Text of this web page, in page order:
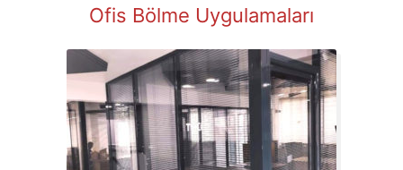
Ofis Bölme Uygulamaları